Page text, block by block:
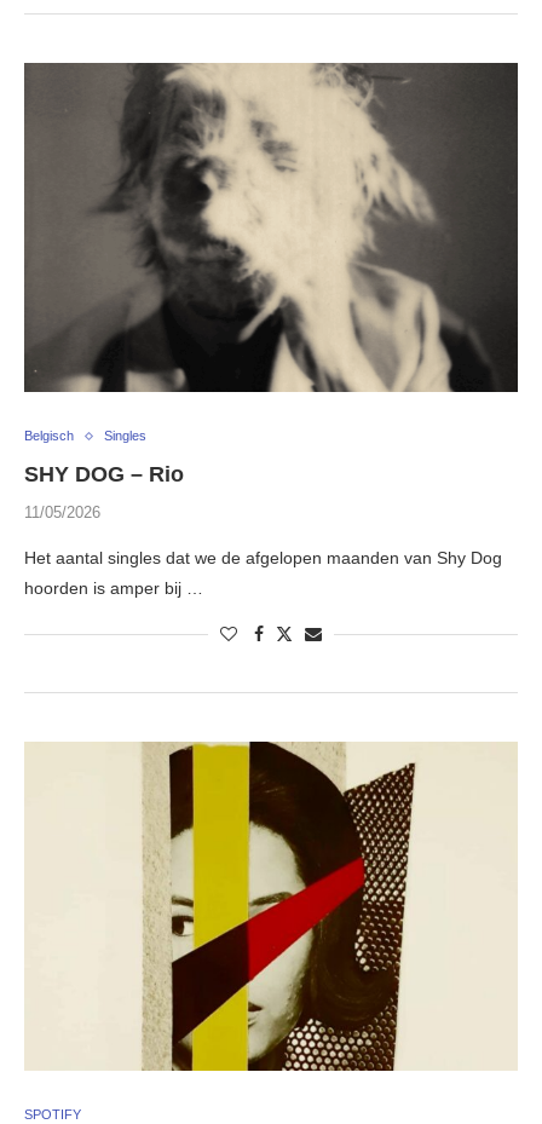
Belgisch Singles
SHY DOG – Rio
11/05/2026
Het aantal singles dat we de afgelopen maanden van Shy Dog
hoorden is amper bij …
SPOTIFY